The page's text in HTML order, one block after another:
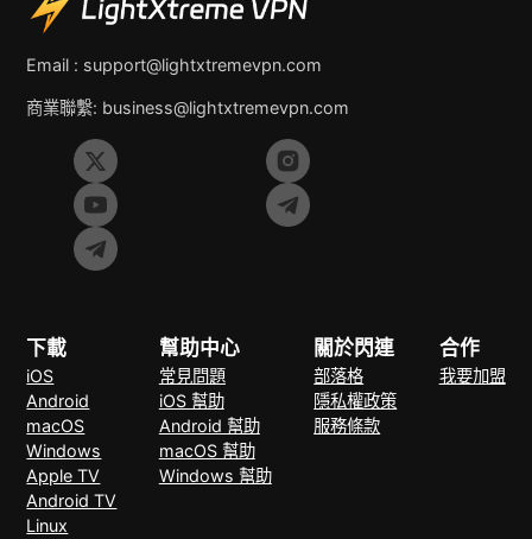
Email : support@lightxtremevpn.com
商業聯繫: business@lightxtremevpn.com
下載
iOS
Android
macOS
Windows
Apple TV
Android TV
Linux
幫助中心
常見問題
iOS 幫助
Android 幫助
macOS 幫助
Windows 幫助
關於閃連
部落格
隱私權政策
服務條款
合作
我要加盟